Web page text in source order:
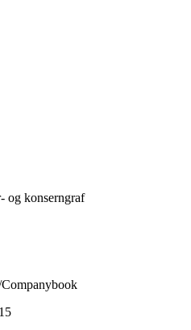
og konserngraf
15